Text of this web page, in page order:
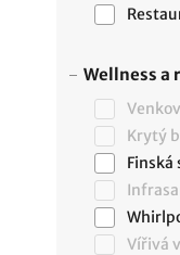
Wellness a
Krytý
Finská
Vířivá